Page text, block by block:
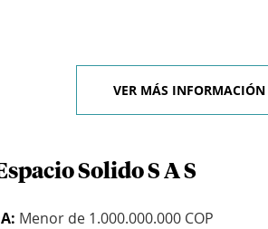
VER MÁS INFORMACIÓN
Solido S A S
Menor de 1.000.000.000 COP